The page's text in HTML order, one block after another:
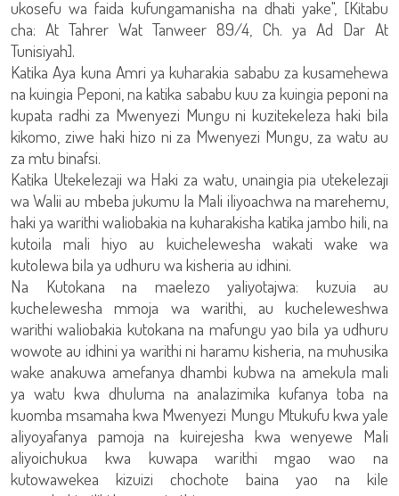
ukosefu wa faida kufungamanisha na dhati yake", [Kitabu
cha: At Tahrer Wat Tanweer 89/4, Ch. ya Ad Dar At
Tunisiyah].
Katika Aya kuna Amri ya kuharakia sababu za kusamehewa
na kuingia Peponi, na katika sababu kuu za kuingia peponi na
kupata radhi za Mwenyezi Mungu ni kuzitekeleza haki bila
kikomo, ziwe haki hizo ni za Mwenyezi Mungu, za watu au
za mtu binafsi.
Katika Utekelezaji wa Haki za watu, unaingia pia utekelezaji
wa Walii au mbeba jukumu la Mali iliyoachwa na marehemu,
haki ya warithi waliobakia na kuharakisha katika jambo hili, na
kutoila mali hiyo au kuichelewesha wakati wake wa
kutolewa bila ya udhuru wa kisheria au idhini.
Na Kutokana na maelezo yaliyotajwa: kuzuia au
kuchelewesha mmoja wa warithi, au kucheleweshwa
warithi waliobakia kutokana na mafungu yao bila ya udhuru
wowote au idhini ya warithi ni haramu kisheria, na muhusika
wake anakuwa amefanya dhambi kubwa na amekula mali
ya watu kwa dhuluma na analazimika kufanya toba na
kuomba msamaha kwa Mwenyezi Mungu Mtukufu kwa yale
aliyoyafanya pamoja na kuirejesha kwa wenyewe Mali
aliyoichukua kwa kuwapa warithi mgao wao na
kutowawekea kizuizi chochote baina yao na kile